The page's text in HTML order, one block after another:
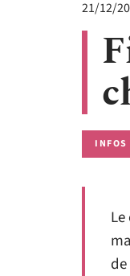
21/12/
INFOS